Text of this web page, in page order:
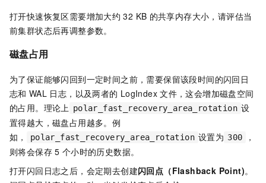
打开快速恢复区需要增加大约 32 KB 的共享内存大小，请评估当
前集群状态后再调整参数。
磁盘占用
为了保证能够闪回到一定时间之前，需要保留该段时间的闪回日
志和 WAL 日志，以及两者的 LogIndex 文件，这会增加磁盘空间
的占用。理论上
polar_fast_recovery_area_rotation 设
置得越大，磁盘占用越多。例
如，
polar_fast_recovery_area_rotation 设置为 300
，
则将会保存 5 个小时的历史数据。
打开闪回日志之后，会定期去创建闪回点（Flashback Point)。